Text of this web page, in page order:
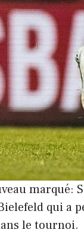
marqué:
qui a
le tournoi.